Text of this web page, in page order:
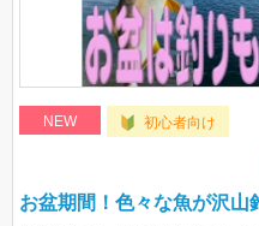
NEW 初心者向け
お盆期間！色々な魚が沢山